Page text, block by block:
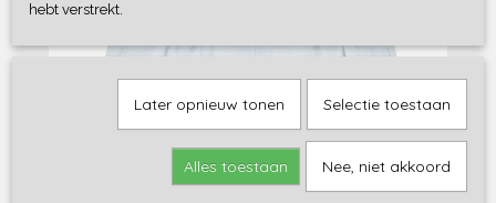
hebt verstrekt.
Later opnieuw tonen Selectie toestaan
Alles toestaan Nee, niet akkoord